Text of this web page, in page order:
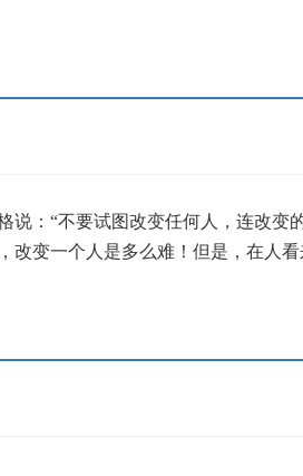
说：“不要试图改变任何人，连改变
改变一个人是多么难！但是，在人